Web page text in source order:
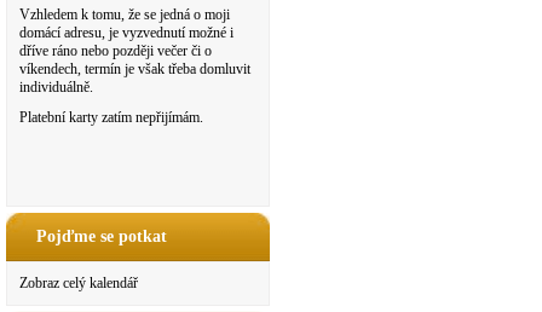
Vzhledem k tomu, že se jedná o moji
domácí adresu, je vyzvednutí možné i
dříve ráno nebo později večer či o
víkendech, termín je však třeba domluvit
individuálně.
Platební karty zatím nepřijímám.
Pojďme se potkat
Zobraz celý kalendář